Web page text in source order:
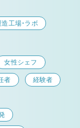
工場・ラボ
女性シェフ
者 経験者